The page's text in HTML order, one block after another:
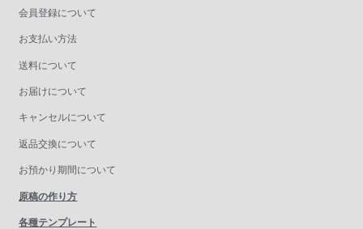
会員登録について
お支払い方法
送料について
お届けについて
キャンセルについて
返品交換について
お預かり期間について
原稿の作り方
各種テンプレート